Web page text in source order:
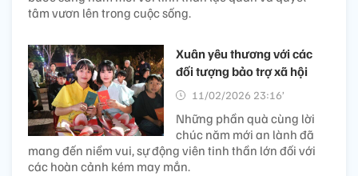
tâm vươn lên trong cuộc sống.
Xuân yêu thương với các
đối tượng bảo trợ xã hội
11/02/2026 23:16’
Những phần quà cùng lời
chúc năm mới an lành đã
mang đến niềm vui, sự động viên tinh thần lớn đối với
các hoàn cảnh kém may mắn.